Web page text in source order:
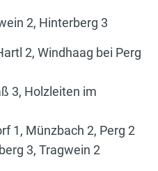
2, Hinterberg 3
2, Windhaag bei Perg
3, Holzleiten im
1, Münzbach 2, Perg 2
3, Tragwein 2